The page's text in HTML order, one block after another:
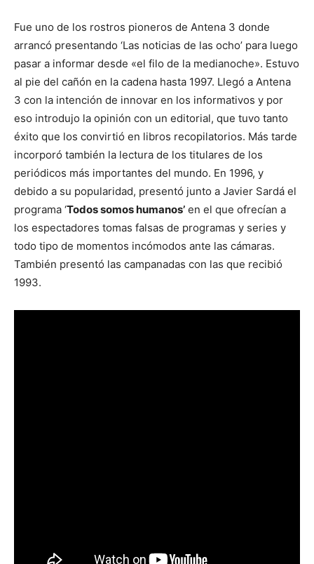
Fue uno de los rostros pioneros de Antena 3 donde
arrancó presentando ‘Las noticias de las ocho’ para luego
pasar a informar desde «el filo de la medianoche». Estuvo
al pie del cañón en la cadena hasta 1997. Llegó a Antena
3 con la intención de innovar en los informativos y por
eso introdujo la opinión con un editorial, que tuvo tanto
éxito que los convirtió en libros recopilatorios. Más tarde
incorporó también la lectura de los titulares de los
periódicos más importantes del mundo. En 1996, y
debido a su popularidad, presentó junto a Javier Sardá el
programa ‘Todos somos humanos’ en el que ofrecían a
los espectadores tomas falsas de programas y series y
todo tipo de momentos incómodos ante las cámaras.
También presentó las campanadas con las que recibió
1993.